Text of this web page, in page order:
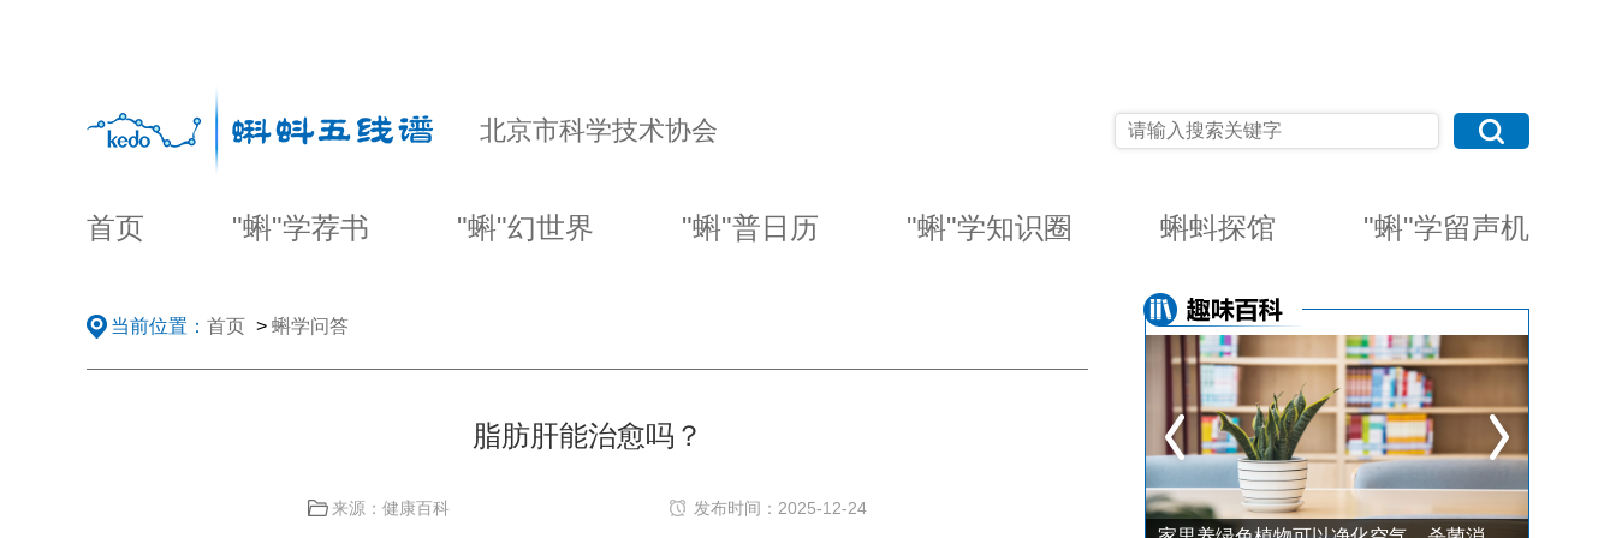
北京市科学技术协会
首页 "蝌"学荐书 "蝌"幻世界 "蝌"普日历 "蝌"学知识圈 蝌蚪探馆 "蝌"学留声机
当前位置： 首页 > 蝌学问答
脂肪肝能治愈吗？
来源：健康百科 发布时间：2025-12-24